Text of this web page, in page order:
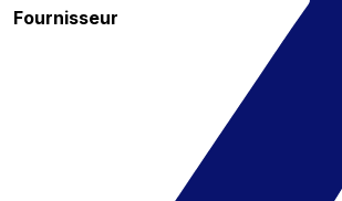
Fournisseur